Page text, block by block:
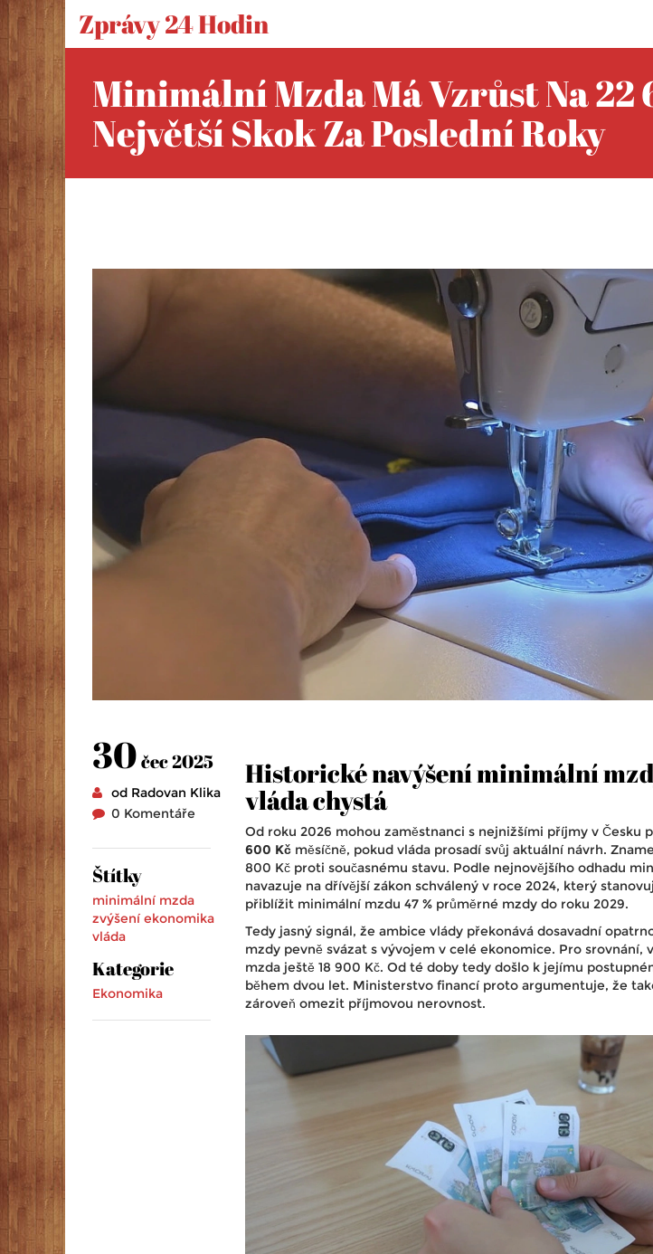
Zprávy 24 Hodin
Minimální Mzda Má Vzrůst Na 22
Největší Skok Za Poslední Roky
30čec 2025
od Radovan Klika
0 Komentáře
Štítky
minimální mzda
zvýšení ekonomika
vláda
Kategorie
Ekonomika
Historické navýšení minimální
vláda chystá
Od roku 2026 mohou zaměstnanci s nejnižšími příjmy v Česku
600 Kč měsíčně, pokud vláda prosadí svůj aktuální návrh.
800 Kč proti současnému stavu. Podle nejnovějšího odhadu
navazuje na dřívější zákon schválený v roce 2024, který
přiblížit minimální mzdu 47 % průměrné mzdy do roku 2029.
Tedy jasný signál, že ambice vlády překonává dosavadní
mzdy pevně svázat s vývojem v celé ekonomice. Pro srovnání,
mzda ještě 18 900 Kč. Od té doby tedy došlo k jejímu
během dvou let. Ministerstvo financí proto argumentuje, že
zároveň omezit příjmovou nerovnost.